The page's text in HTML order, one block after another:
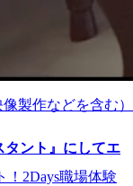
製作などを含む）
ント』にしてエ
！2Days職場体験